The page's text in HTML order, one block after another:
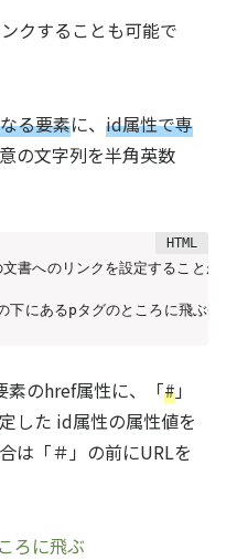
クすることも可能で
る要素に、 id属性で専
の文字列を半角英数
書へのリンクを設定することが
下にあるpタグのところに飛ぶ</
素のhref属性に、「#」
した id属性の属性値を
は「＃」の前にURLを
ろに飛ぶ